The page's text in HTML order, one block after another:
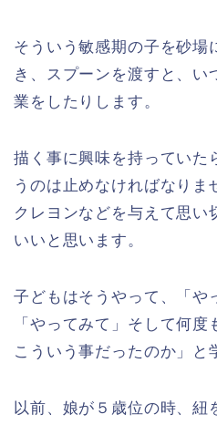
そういう敏感期の子を砂場
き、スプーンを渡すと、い
業をしたりします。
描く事に興味を持っていた
うのは止めなければなりま
クレヨンなどを与えて思い
いいと思います。
子どもはそうやって、「や
「やってみて」そして何度
こういう事だったのか」と
以前、娘が５歳位の時、紐